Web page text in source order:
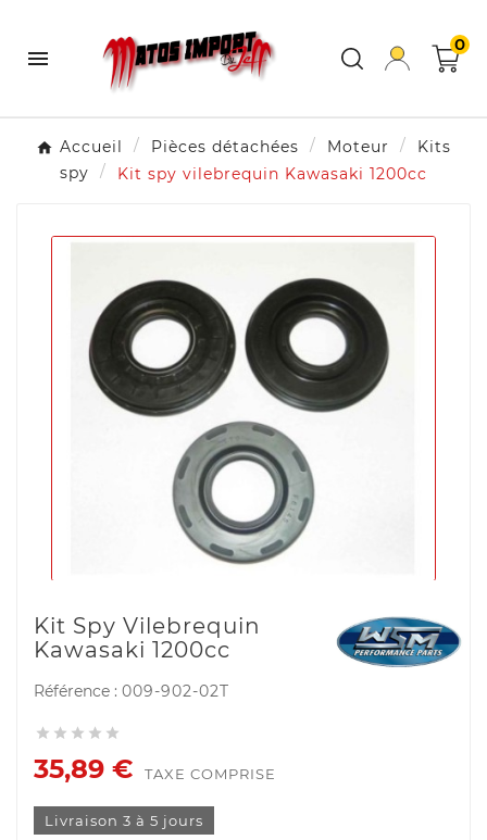

0
Accueil Pièces détachées Moteur
Kits
spy
Kit spy vilebrequin Kawasaki 1200cc
Kit Spy Vilebrequin
Kawasaki 1200cc
Référence : 009-902-02T
    
35,89 € TAXE COMPRISE
Livraison 3 à 5 jours